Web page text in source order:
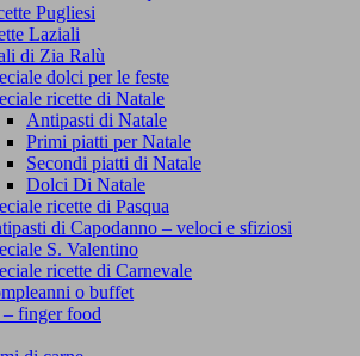
Pugliesi
Laziali
di Zia Ralù
dolci per le feste
ricette di Natale
Antipasti di Natale
Primi piatti per Natale
Secondi piatti di Natale
Dolci Di Natale
ricette di Pasqua
di Capodanno – veloci e sfiziosi
S. Valentino
ricette di Carnevale
o buffet
finger food